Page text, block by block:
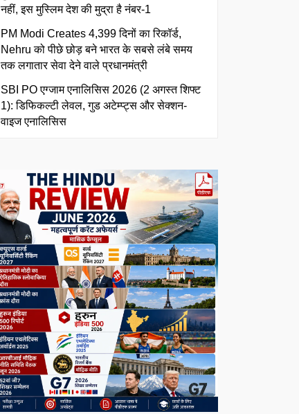
नहीं, इस मुस्लिम देश की मुद्रा है नंबर-1
PM Modi Creates 4,399 दिनों का रिकॉर्ड,
Nehru को पीछे छोड़ बने भारत के सबसे लंबे समय
तक लगातार सेवा देने वाले प्रधानमंत्री
SBI PO एग्जाम एनालिसिस 2026 (2 अगस्त शिफ्ट
1): डिफिकल्टी लेवल, गुड अटेम्प्ट्स और सेक्शन-
वाइज एनालिसिस